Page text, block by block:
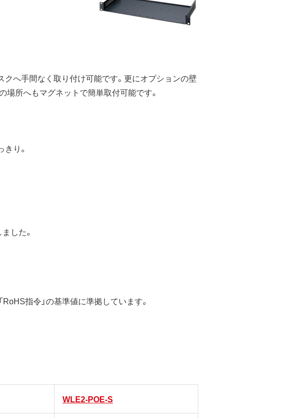
へ手間なく取り付け可能です。更にオプションの壁
所へもマグネットで簡単取付可能です。
り。
した。
指令」の基準値に準拠しています。
WLE2-POE-S